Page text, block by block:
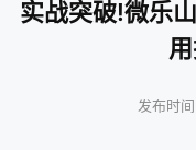
实战突破!微乐
发布时